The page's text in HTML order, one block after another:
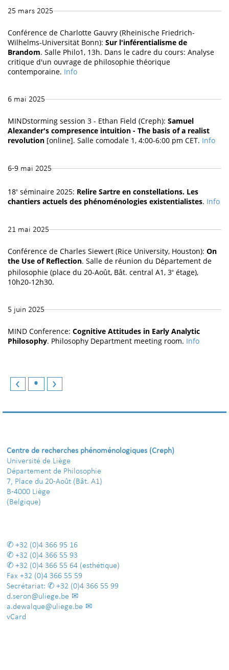
25 mars 2025
Conférence de Charlotte Gauvry (Rheinische Friedrich-
Wilhelms-Universität Bonn): Sur l'inférentialisme de
Brandom. Salle Philo1, 13h. Dans le cadre du cours: Analyse
critique d'un ouvrage de philosophie théorique
contemporaine. Info
6 mai 2025
MINDstorming session 3 - Ethan Field (Creph): Samuel
Alexander's compresence intuition - The basis of a realist
revolution [online]. Salle comodale 1, 4:00-6:00 pm CET. Info
6-9 mai 2025
18e séminaire 2025: Relire Sartre en constellations. Les
chantiers actuels des phénoménologies existentialistes. Info
21 mai 2025
Conférence de Charles Siewert (Rice University, Houston): On
the Use of Reflection. Salle de réunion du Département de
philosophie (place du 20-Août, Bât. central A1, 3e étage),
10h20-12h30.
5 juin 2025
MIND Conference: Cognitive Attitudes in Early Analytic
Philosophy. Philosophy Department meeting room. Info
‹ • ›
Centre de recherches phénoménologiques (Creph)
Université de Liège
Département de Philosophie
7, Place du 20-Août (Bât. A1)
B-4000 Liège
(Belgique)
+32 (0)4 366 95 16
+32 (0)4 366 55 93
+32 (0)4 366 55 64 (esthétique)
Fax +32 (0)4 366 55 59
Secrétariat:
+32 (0)4 366 55 99
d.seron@uliege.be
a.dewalque@uliege.be
vCard